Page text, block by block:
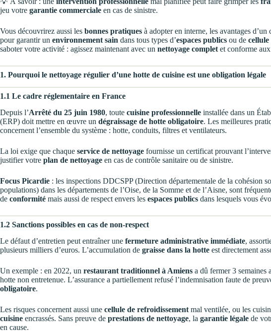
jeu votre garantie commerciale en cas de sinistre.
Vous découvrirez aussi les bonnes pratiques à adopter en interne, les avantages
pour garantir un environnement sain dans tous types d’espaces publics ou de
saboter votre activité : agissez maintenant avec un nettoyage complet et conforme
1. Pourquoi le nettoyage régulier d’une hotte de cuisine est une obligation légale
1.1 Le cadre réglementaire en France
Depuis l’Arrêté du 25 juin 1980, toute cuisine professionnelle installée dans un
(ERP) doit mettre en œuvre un dégraissage de hotte obligatoire. Les meilleures
concernent l’ensemble du système : hotte, conduits, filtres et ventilateurs.
La loi exige que chaque service de nettoyage fournisse un certificat prouvant
justifier votre plan de nettoyage en cas de contrôle sanitaire ou de sinistre.
Focus Picardie : les inspections DDCSPP (Direction départementale de la cohésion
populations) dans les départements de l’Oise, de la Somme et de l’Aisne, sont
de conformité mais aussi de respect envers les espaces publics dans lesquels vous
1.2 Sanctions possibles en cas de non-respect
Le défaut d’entretien peut entraîner une fermeture administrative immédiate,
plusieurs milliers d’euros. L’accumulation de graisse dans la hotte est directement
Un exemple : en 2022, un restaurant traditionnel à Amiens a dû fermer 3 semaines
hotte non entretenue. L’assurance a partiellement refusé l’indemnisation faute de
obligatoire.
Les risques concernent aussi une cellule de refroidissement mal ventilée, ou les
cuisine encrassés. Sans preuve de prestations de nettoyage, la garantie légale de
en cause.